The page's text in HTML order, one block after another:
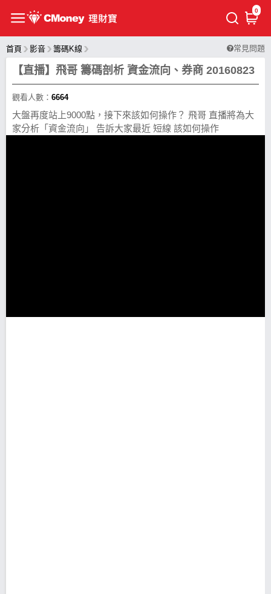
0
首頁 影音 籌碼K線 常見問題
【直播】飛哥 籌碼剖析 資金流向、券商 20160823
觀看人數： 6664
大盤再度站上9000點，接下來該如何操作？ 飛哥 直播將為大
家分析「資金流向」 告訴大家最近 短線 該如何操作